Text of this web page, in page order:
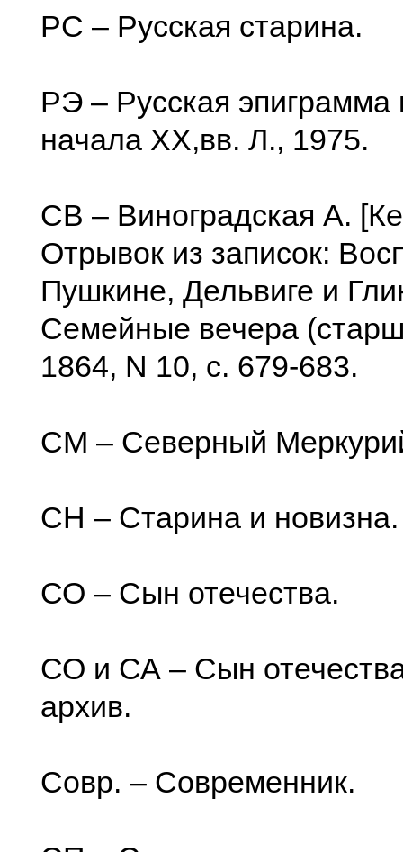
PC – Русская старина.
РЭ – Русская эпиграмма
начала XX,вв. Л., 1975.
СВ – Виноградская А.
Отрывок из записок:
Пушкине, Дельвиге и
Семейные вечера
1864, N 10, с. 679-683.
СМ – Северный
СН – Старина и новизна.
СО – Сын отечества.
СО и СА – Сын
архив.
Совр. – Современник.